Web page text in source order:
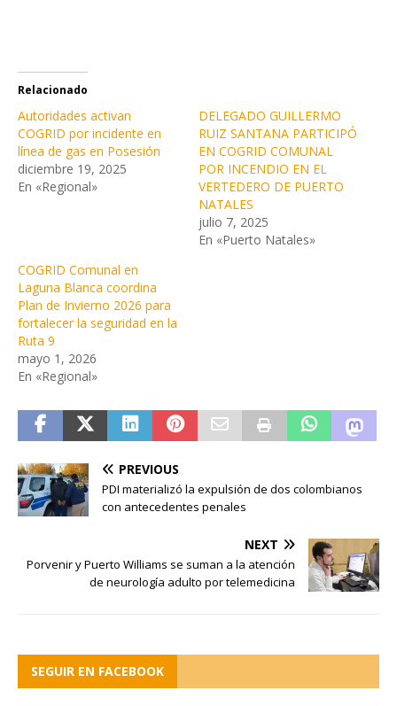
Relacionado
Autoridades activan
COGRID por incidente en
línea de gas en Posesión
diciembre 19, 2025
En «Regional»
DELEGADO GUILLERMO
RUIZ SANTANA PARTICIPÓ
EN COGRID COMUNAL
POR INCENDIO EN EL
VERTEDERO DE PUERTO
NATALES
julio 7, 2025
En «Puerto Natales»
COGRID Comunal en
Laguna Blanca coordina
Plan de Invierno 2026 para
fortalecer la seguridad en la
Ruta 9
mayo 1, 2026
En «Regional»
PREVIOUS
PDI materializó la expulsión de dos colombianos
con antecedentes penales
NEXT
Porvenir y Puerto Williams se suman a la atención
de neurología adulto por telemedicina
SEGUIR EN FACEBOOK